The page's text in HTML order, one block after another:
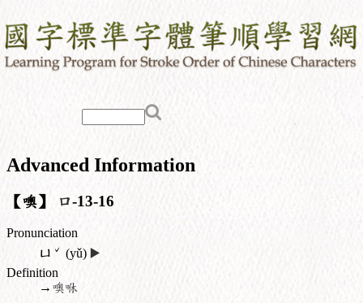
Advanced Information
【噢】 口-13-16
Pronunciation
ㄩ ˇ (yǔ) ▶️
Definition
→ 噢咻